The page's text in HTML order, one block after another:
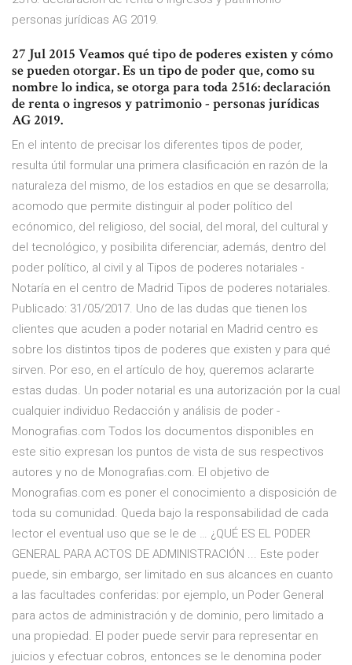
personas jurídicas AG 2019.
27 Jul 2015 Veamos qué tipo de poderes existen y cómo
se pueden otorgar. Es un tipo de poder que, como su
nombre lo indica, se otorga para toda 2516: declaración
de renta o ingresos y patrimonio - personas jurídicas
AG 2019.
En el intento de precisar los diferentes tipos de poder,
resulta útil formular una primera clasificación en razón de la
naturaleza del mismo, de los estadios en que se desarrolla;
acomodo que permite distinguir al poder político del
ecónomico, del religioso, del social, del moral, del cultural y
del tecnológico, y posibilita diferenciar, además, dentro del
poder político, al civil y al Tipos de poderes notariales -
Notaría en el centro de Madrid Tipos de poderes notariales.
Publicado: 31/05/2017. Uno de las dudas que tienen los
clientes que acuden a poder notarial en Madrid centro es
sobre los distintos tipos de poderes que existen y para qué
sirven. Por eso, en el artículo de hoy, queremos aclararte
estas dudas. Un poder notarial es una autorización por la cual
cualquier individuo Redacción y análisis de poder -
Monografias.com Todos los documentos disponibles en
este sitio expresan los puntos de vista de sus respectivos
autores y no de Monografias.com. El objetivo de
Monografias.com es poner el conocimiento a disposición de
toda su comunidad. Queda bajo la responsabilidad de cada
lector el eventual uso que se le de … ¿QUÉ ES EL PODER
GENERAL PARA ACTOS DE ADMINISTRACIÓN ... Este poder
puede, sin embargo, ser limitado en sus alcances en cuanto
a las facultades conferidas: por ejemplo, un Poder General
para actos de administración y de dominio, pero limitado a
una propiedad. El poder puede servir para representar en
juicios y efectuar cobros, entonces se le denomina poder